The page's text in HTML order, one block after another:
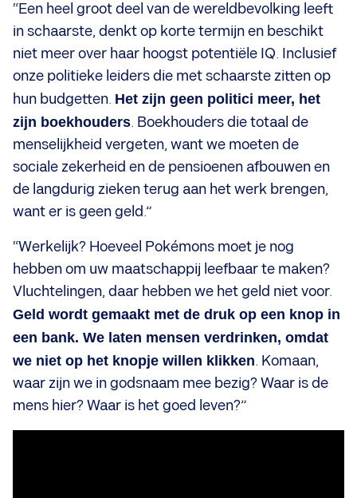
“Een heel groot deel van de wereldbevolking leeft
in schaarste, denkt op korte termijn en beschikt
niet meer over haar hoogst potentiële IQ. Inclusief
onze politieke leiders die met schaarste zitten op
hun budgetten. Het zijn geen politici meer, het
zijn boekhouders. Boekhouders die totaal de
menselijkheid vergeten, want we moeten de
sociale zekerheid en de pensioenen afbouwen en
de langdurig zieken terug aan het werk brengen,
want er is geen geld.”
“Werkelijk? Hoeveel Pokémons moet je nog
hebben om uw maatschappij leefbaar te maken?
Vluchtelingen, daar hebben we het geld niet voor.
Geld wordt gemaakt met de druk op een knop in
een bank. We laten mensen verdrinken, omdat
we niet op het knopje willen klikken. Komaan,
waar zijn we in godsnaam mee bezig? Waar is de
mens hier? Waar is het goed leven?”